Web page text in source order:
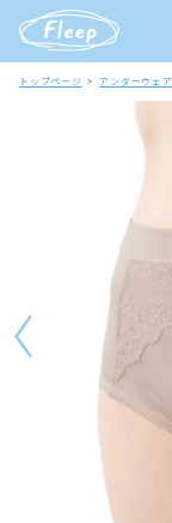
トップページ アンダーウェア